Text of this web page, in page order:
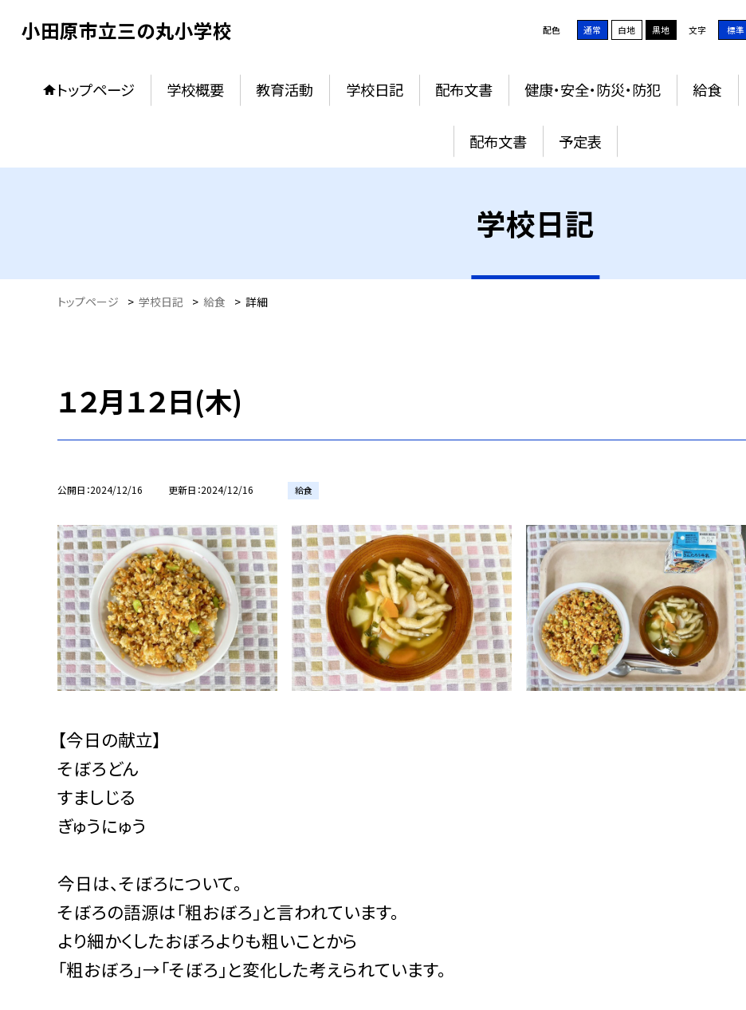
小田原市立三の丸小学校 配色 通常 白地 黒地 文字 標準
トップページ 学校概要 教育活動 学校日記 配布文書 健康・安全・防災・防犯 給食
配布文書 予定表
学校日記
トップページ > 学校日記 > 給食 > 詳細
１２月１２日(木)
公開日 2024/12/16 更新日 2024/12/16 給食
【今日の献立】
そぼろどん
すましじる
ぎゅうにゅう
今日は、そぼろについて。
そぼろの語源は「粗おぼろ」と言われています。
より細かくしたおぼろよりも粗いことから
「粗おぼろ」→「そぼろ」と変化した考えられています。